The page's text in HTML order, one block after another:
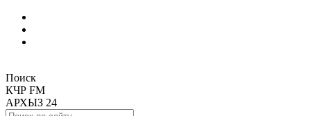
Поиск
КЧР FM
АРХЫЗ 24